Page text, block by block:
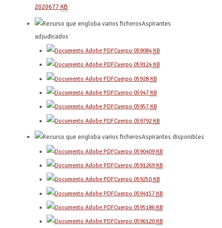
2020677KB
Aspirantes
adjudicados
Cuerpo 059084KB
Cuerpo 059124KB
Cuerpo 05928 KB
Cuerpo 05947 KB
Cuerpo 05957 KB
Cuerpo 059792 KB
Aspirantes disponibles
Cuerpo 0590409 KB
Cuerpo 0591269 KB
Cuerpo 059250 KB
Cuerpo 0594157 KB
Cuerpo 0595186 KB
Cuerpo 0596120 KB